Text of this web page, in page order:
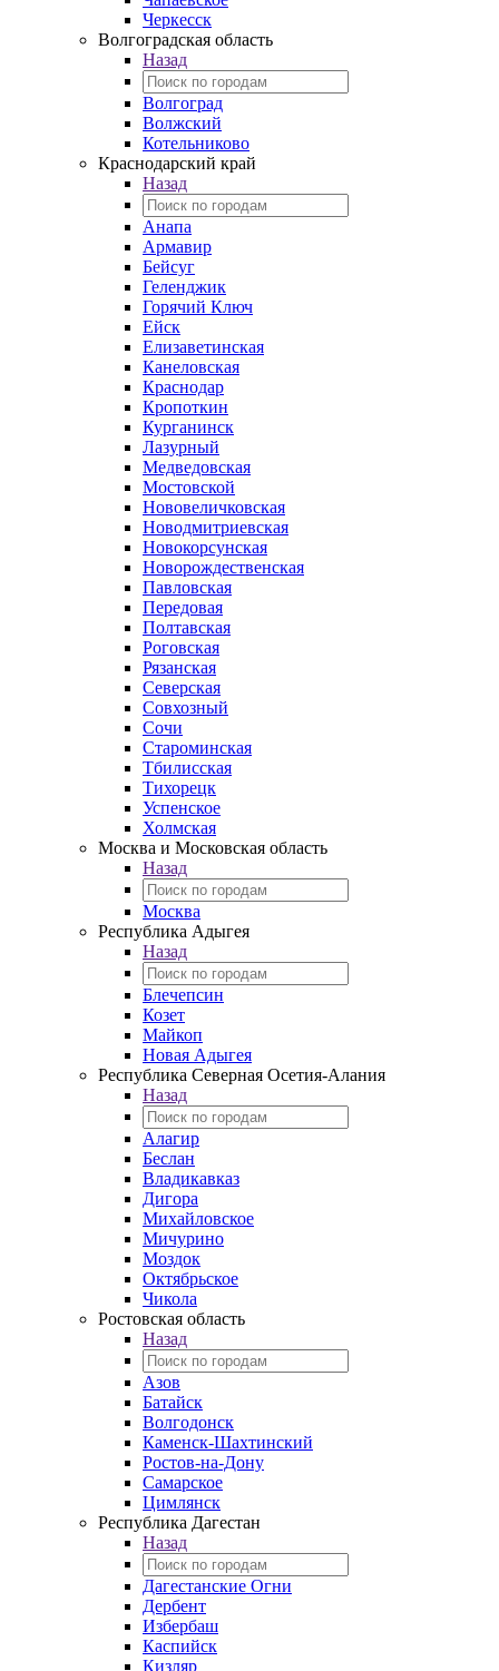
Черкесск
Волгоградская область
Назад
Волгоград
Волжский
Котельниково
Краснодарский край
Назад
Анапа
Армавир
Бейсуг
Геленджик
Горячий Ключ
Ейск
Елизаветинская
Канеловская
Краснодар
Кропоткин
Курганинск
Лазурный
Медведовская
Мостовской
Нововеличковская
Новодмитриевская
Новокорсунская
Новорождественская
Павловская
Передовая
Полтавская
Роговская
Рязанская
Северская
Совхозный
Сочи
Староминская
Тбилисская
Тихорецк
Успенское
Холмская
Москва и Московская область
Назад
Москва
Республика Адыгея
Назад
Блечепсин
Козет
Майкоп
Новая Адыгея
Республика Северная Осетия-Алания
Назад
Алагир
Беслан
Владикавказ
Дигора
Михайловское
Мичурино
Моздок
Октябрьское
Чикола
Ростовская область
Назад
Азов
Батайск
Волгодонск
Каменск-Шахтинский
Ростов-на-Дону
Самарское
Цимлянск
Республика Дагестан
Назад
Дагестанские Огни
Дербент
Избербаш
Каспийск
Кизляр